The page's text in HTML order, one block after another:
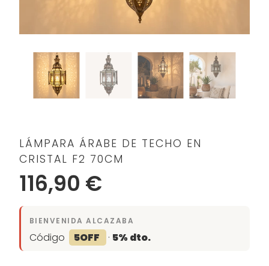
LÁMPARA ÁRABE DE TECHO EN
CRISTAL F2 70CM
116,90 €
BIENVENIDA ALCAZABA
Código 5OFF · 5% dto.